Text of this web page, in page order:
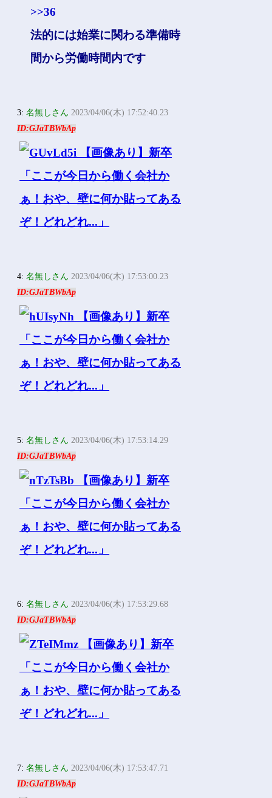
>>36
法的には始業に関わる準備時
間から労働時間内です
3:名無しさん 2023/04/06(木) 17:52:40.23
ID:GJaTBWbAp
4:名無しさん 2023/04/06(木) 17:53:00.23
ID:GJaTBWbAp
5:名無しさん 2023/04/06(木) 17:53:14.29
ID:GJaTBWbAp
6:名無しさん 2023/04/06(木) 17:53:29.68
ID:GJaTBWbAp
7:名無しさん 2023/04/06(木) 17:53:47.71
ID:GJaTBWbAp